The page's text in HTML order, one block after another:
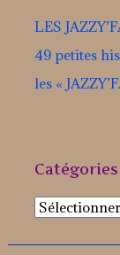
LES
49 petites
les «
Catégories
Catégories